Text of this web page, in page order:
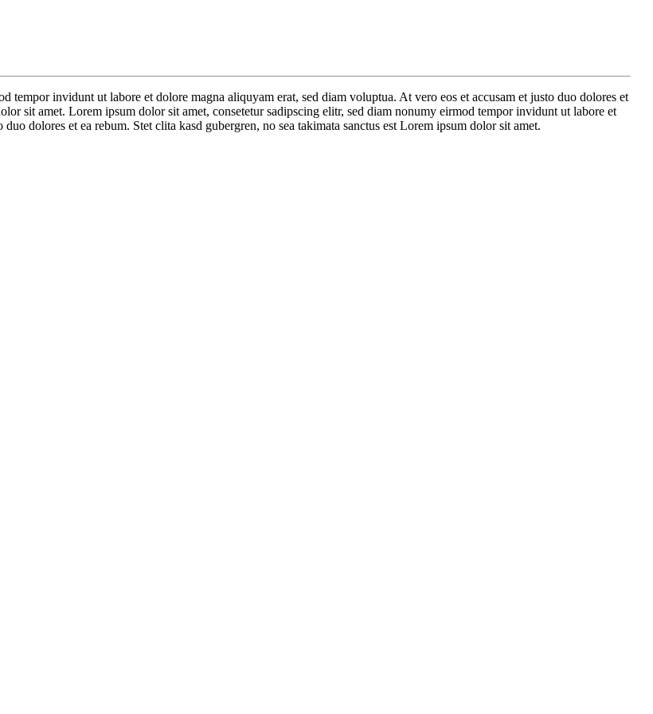
tempor invidunt ut labore et dolore magna aliquyam erat, sed diam voluptua. At vero eos et accusam et justo duo dolores et
sit amet. Lorem ipsum dolor sit amet, consetetur sadipscing elitr, sed diam nonumy eirmod tempor invidunt ut labore et
dolores et ea rebum. Stet clita kasd gubergren, no sea takimata sanctus est Lorem ipsum dolor sit amet.